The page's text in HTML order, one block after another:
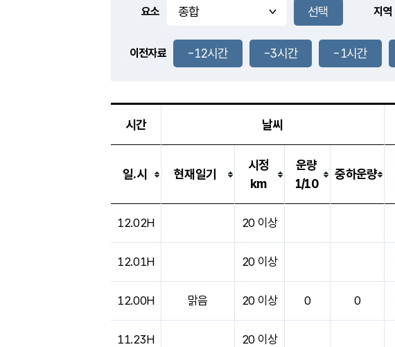
풍도
0.8m/s
-
요소 지역
이전자료 -12시간 -3시간 -1시간
시간 날씨
일.시 현재일기
시정
km
운량
1/10
중하운량
12.02H 20 이상
12.01H 20 이상
12.00H 맑음 20 이상 0 0
11.23H 20 이상